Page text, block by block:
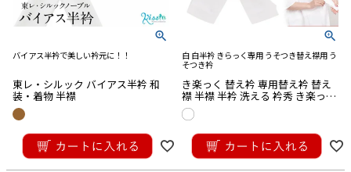
バイアス半衿で美しい衿元に！！
東レ・シルック バイアス半衿 和
装・着物 半襟
1,650税込
白 白半衿 きらっく専用 うそつき替え襟用 う
そつき衿
き楽っく 替え衿 専用替え衿 替え
襟 半襟 半衿 洗える 衿秀 き楽っく
白 無地 ファスナー衿 ポリエステ
ル 日本製 メール便対応可
5,500税込